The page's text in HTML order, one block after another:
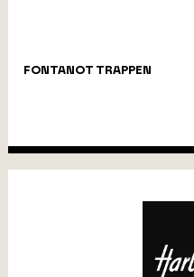
FONTANOT TRAPPEN